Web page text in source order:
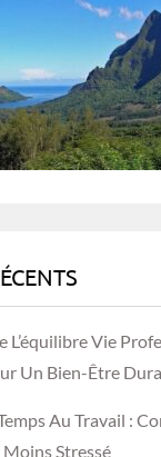
L’équilibre Vie
Un Bien-Être
Au Travail :
Moins Stressé